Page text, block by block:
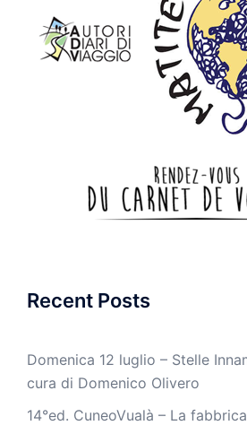
Recent Posts
Domenica 12 luglio – Stelle
cura di Domenico Olivero
14°ed. CuneoVualà – La